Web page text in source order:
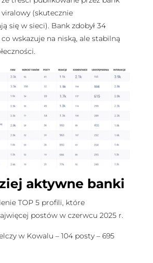
(skutecznie
się w sieci). Bank zdobył 34
wskazuje na niską, ale stabilną
aktywne banki
TOP 5 profili, które
postów w czerwcu 2025 r.
w Kowalu – 104 posty – 695